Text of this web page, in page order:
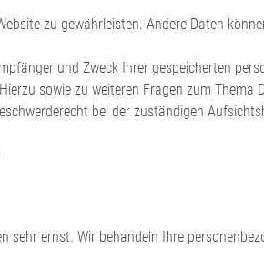
zu gewährleisten. Andere Daten
und Zweck Ihrer gespeicherten
sowie zu weiteren Fragen zum
bei der zuständigen
sehr ernst. Wir behandeln Ihre